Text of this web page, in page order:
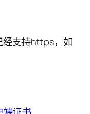
经支持https，如